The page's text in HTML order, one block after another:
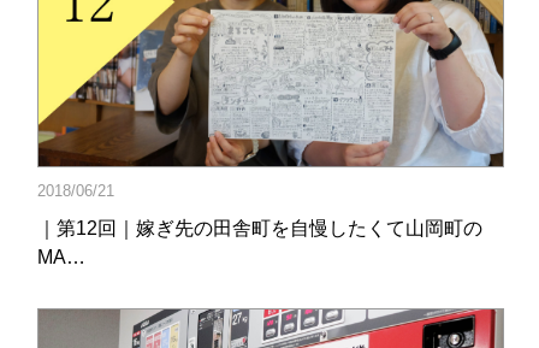
2018/06/21
｜第12回｜嫁ぎ先の田舎町を自慢したくて山岡町の
MA…